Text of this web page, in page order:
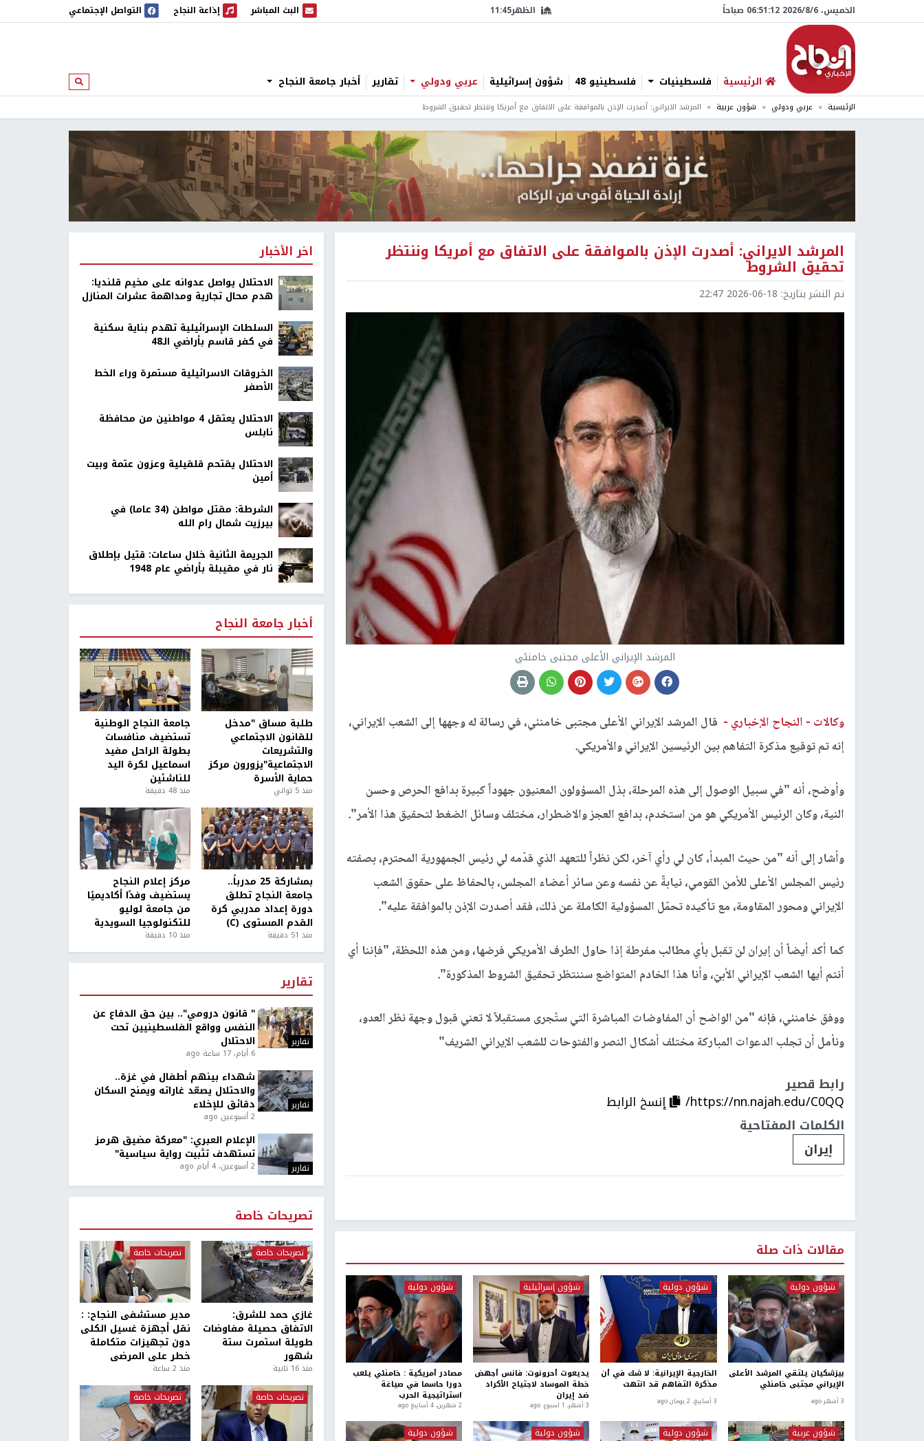
الخميس، 6/‏8/‏2026 06:51:13 صباحاً الظهر11:45 البث المباشر
البث المباشر إذاعة النجاح
إذاعة النجاح التواصل الإجتماعي
الرئيسية فلسطينيات فلسطينيو 48 شؤون إسرائيلية عربي ودولي تقارير أخبار جامعة النجاح ابحث
الرئيسية عربي ودولي شؤون عربية المرشد الايراني: أصدرت الإذن بالموافقة على الاتفاق مع أمريكا وننتظر تحقيق الشروط
المرشد الايراني: أصدرت الإذن بالموافقة على الاتفاق مع أمريكا وننتظر
تحقيق الشروط
تم النشر بتاريخ: 2026-06-18 22:47
المرشد الإيراني الأعلى مجتبى خامنئي
وكالات - النجاح الإخباري - قال المرشد الإيراني الأعلى مجتبى خامنئي، في رسالة له وجهها إلى الشعب الإيراني،
إنه تم توقيع مذكرة التفاهم بين الرئيسين الإيراني والأمريكي.
وأوضح، أنه "في سبيل الوصول إلى هذه المرحلة، بذل المسؤولون المعنيون جهوداً كبيرة بدافع الحرص وحسن
النية، وكان الرئيس الأمريكي هو من استخدم، بدافع العجز والاضطرار، مختلف وسائل الضغط لتحقيق هذا الأمر".
وأشار إلى أنه "من حيث المبدأ، كان لي رأي آخر، لكن نظراً للتعهد الذي قدّمه لي رئيس الجمهورية المحترم، بصفته
رئيس المجلس الأعلى للأمن القومي، نيابةً عن نفسه وعن سائر أعضاء المجلس، بالحفاظ على حقوق الشعب
الإيراني ومحور المقاومة، مع تأكيده تحمّل المسؤولية الكاملة عن ذلك، فقد أصدرت الإذن بالموافقة عليه".
كما أكد أيضاً أن إيران لن تقبل بأي مطالب مفرطة إذا حاول الطرف الأمريكي فرضها، ومن هذه اللحظة، "فإننا أي
أنتم أيها الشعب الإيراني الأبيّ، وأنا هذا الخادم المتواضع سننتظر تحقيق الشروط المذكورة".
ووفق خامنئي، فإنه "من الواضح أن المفاوضات المباشرة التي ستُجرى مستقبلاً لا تعني قبول وجهة نظر العدو،
ونأمل أن تجلب الدعوات المباركة مختلف أشكال النصر والفتوحات للشعب الإيراني الشريف"
رابط قصير
https://nn.najah.edu/C0QQ/
إنسخ الرابط
الكلمات المفتاحية
إيران
مقالات ذات صلة
شؤون دولية
بيزشكيان يلتقي المرشد الأعلى
الإيراني مجتبى خامنئي
3 أشهر ago
شؤون دولية
الخارجية الإيرانية: لا شك في أن
مذكرة التفاهم قد انتهت
3 أسابيع، 2 يومان ago
شؤون إسرائيلية
يديعوت أحرونوت: فانس أجهض
خطة الموساد لاجتياح الأكراد
ضد إيران
3 أشهر، 1 اسبوع. ago
شؤون دولية
مصادر أمريكية : خامنئي يلعب
دورا حاسما في صياغة
استراتيجية الحرب
2 شهرين، 4 أسابيع ago
شؤون عربية شؤون دولية شؤون دولية شؤون دولية
اخر الأخبار
الاحتلال يواصل عدوانه على مخيم قلنديا:
هدم محال تجارية ومداهمة عشرات المنازل
السلطات الإسرائيلية تهدم بناية سكنية
في كفر قاسم بأراضي الـ48
الخروقات الاسرائيلية مستمرة وراء الخط
الأصفر
الاحتلال يعتقل 4 مواطنين من محافظة
نابلس
الاحتلال يقتحم قلقيلية وعزون عتمة وبيت
أمين
الشرطة: مقتل مواطن (34 عاما) في
بيرزيت شمال رام الله
الجريمة الثانية خلال ساعات: قتيل بإطلاق
نار في مقيبلة بأراضي عام 1948
أخبار جامعة النجاح
طلبة مساق "مدخل
للقانون الاجتماعي
والتشريعات
الاجتماعية"يزورون مركز
حماية الأسرة
منذ 5 ثواني
جامعة النجاح الوطنية
تستضيف منافسات
بطولة الراحل مفيد
اسماعيل لكرة اليد
للناشئين
منذ 48 دقيقة
بمشاركة 25 مدرباً..
جامعة النجاح تطلق
دورة إعداد مدربي كرة
القدم المستوى (C)
منذ 51 دقيقة
مركز إعلام النجاح
يستضيف وفدًا أكاديميًا
من جامعة لوليو
للتكنولوجيا السويدية
منذ 10 دقيقة
تقارير
تقارير
" قانون درومي".. بين حق الدفاع عن
النفس وواقع الفلسطينيين تحت
الاحتلال
6 أيام، 17 ساعة ago
تقارير
شهداء بينهم أطفال في غزة..
والاحتلال يصعّد غاراته ويمنح السكان
دقائق للإخلاء
2 أسبوعين ago
تقارير
الإعلام العبري: "معركة مضيق هرمز
تستهدف تثبيت رواية سياسية"
2 أسبوعين، 4 أيام ago
تصريحات خاصة
تصريحات خاصة
غازي حمد للشرق:
الاتفاق حصيلة مفاوضات
طويلة استمرت ستة
شهور
منذ 16 ثانية
تصريحات خاصة
مدير مستشفى النجاح: :
نقل أجهزة غسيل الكلى
دون تجهيزات متكاملة
خطر على المرضى
منذ 2 ساعة
تصريحات خاصة تصريحات خاصة